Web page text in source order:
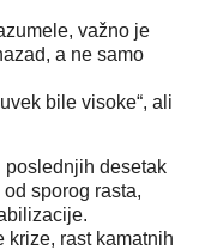
važno je
a ne samo
bile visoke“, ali
poslednjih desetak
sporog rasta,
krize, rast kamatnih